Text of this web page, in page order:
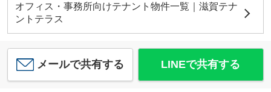
オフィス・事務所向けテナント物件一覧｜滋賀テナ
ントテラス
メールで共有する LINEで共有する